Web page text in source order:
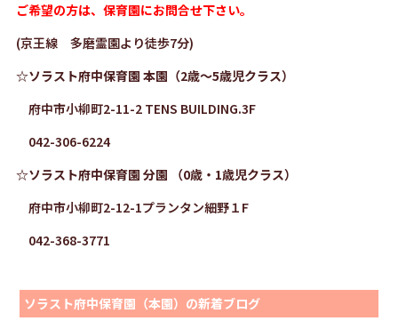
ご希望の方は、保育園にお問合せ下さい。
(京王線 多磨霊園より徒歩7分)
☆ソラスト府中保育園 本園（2歳～5歳児クラス）
府中市小柳町2-11-2 TENS BUILDING.3F
042-306-6224
☆ソラスト府中保育園 分園 （0歳・1歳児クラス）
府中市小柳町2-12-1プランタン細野１F
042-368-3771
ソラスト府中保育園（本園）の新着ブログ